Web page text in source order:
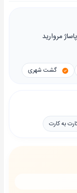
مروارید
گشت شهری
به کارت